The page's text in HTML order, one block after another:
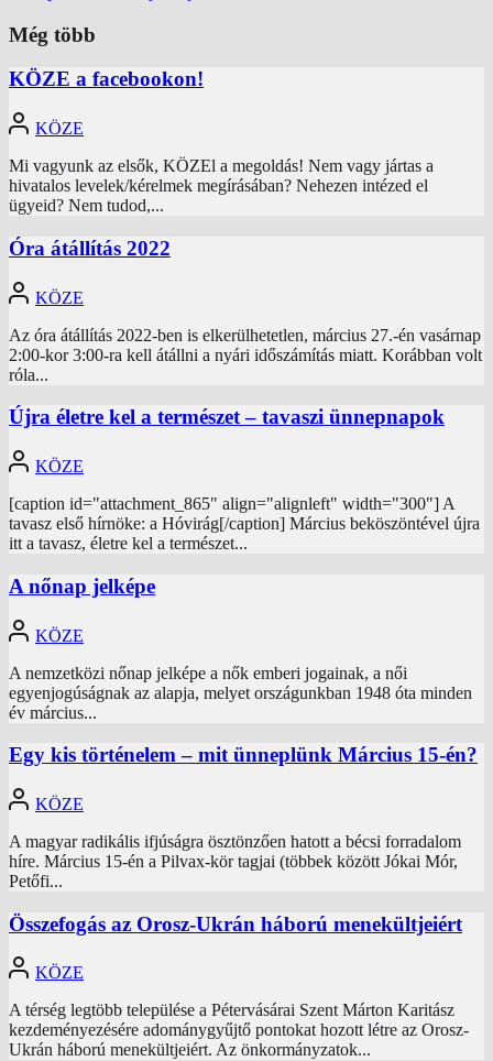
Még több
KÖZE a facebookon!
KÖZE
Mi vagyunk az elsők, KÖZEl a megoldás! Nem vagy jártas a
hivatalos levelek/kérelmek megírásában? Nehezen intézed el
ügyeid? Nem tudod,...
Óra átállítás 2022
KÖZE
Az óra átállítás 2022-ben is elkerülhetetlen, március 27.-én vasárnap
2:00-kor 3:00-ra kell átállni a nyári időszámítás miatt. Korábban volt
róla...
Újra életre kel a természet – tavaszi ünnepnapok
KÖZE
[caption id="attachment_865" align="alignleft" width="300"] A
tavasz első hírnöke: a Hóvirág[/caption] Március beköszöntével újra
itt a tavasz, életre kel a természet...
A nőnap jelképe
KÖZE
A nemzetközi nőnap jelképe a nők emberi jogainak, a női
egyenjogúságnak az alapja, melyet országunkban 1948 óta minden
év március...
Egy kis történelem – mit ünneplünk Március 15-én?
KÖZE
A magyar radikális ifjúságra ösztönzően hatott a bécsi forradalom
híre. Március 15-én a Pilvax-kör tagjai (többek között Jókai Mór,
Petőfi...
Összefogás az Orosz-Ukrán háború menekültjeiért
KÖZE
A térség legtöbb települése a Pétervásárai Szent Márton Karitász
kezdeményezésére adománygyűjtő pontokat hozott létre az Orosz-
Ukrán háború menekültjeiért. Az önkormányzatok...